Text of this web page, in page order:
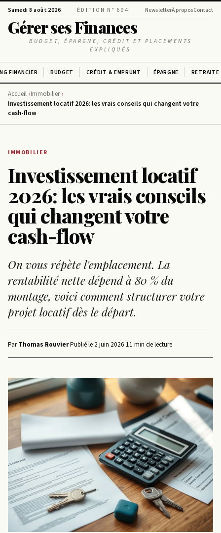
Samedi 8 août 2026 ÉDITION N° 694 NewsletterÀ proposContact
Gérer ses Finances
BUDGET, ÉPARGNE, CRÉDIT ET PLACEMENTS
EXPLIQUÉS
FINANCIER BUDGET CRÉDIT & EMPRUNT ÉPARGNE RETRAITE
Accueil Immobilier
Investissement locatif 2026: les vrais conseils qui changent votre
cash-flow
IMMOBILIER
Investissement locatif
2026: les vrais conseils
qui changent votre
cash-flow
On vous répète l'emplacement. La
rentabilité nette dépend à 80 % du
montage, voici comment structurer votre
projet locatif dès le départ.
ParThomas Rouvier·Publié le 2 juin 2026·11 min de lecture